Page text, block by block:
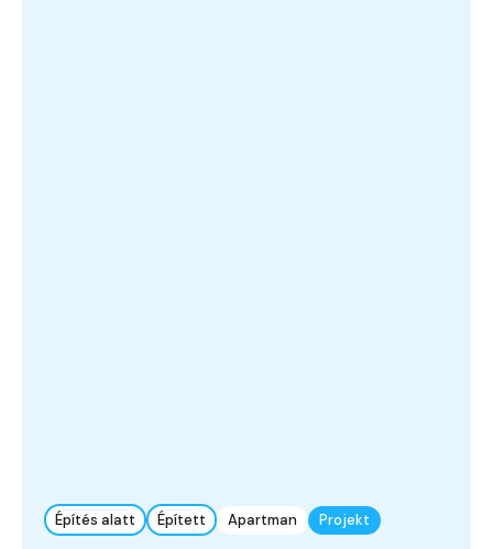
Építés alatt Épített Apartman Projekt